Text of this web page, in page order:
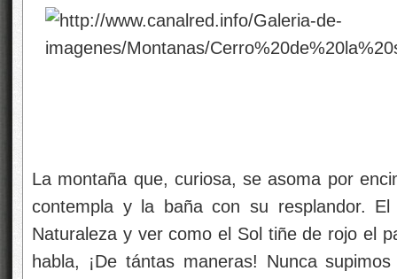
La montaña que, curiosa, se asoma por
contempla y la baña con su resplandor.
Naturaleza y ver como el Sol tiñe de rojo el
habla, ¡De tántas maneras! Nunca